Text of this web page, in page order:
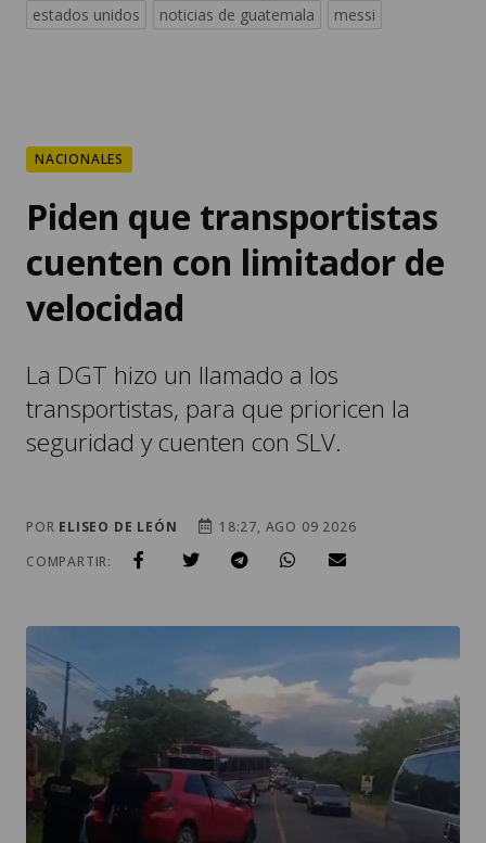
estados unidos
noticias de guatemala messi
NACIONALES
Piden que transportistas
cuenten con limitador de
velocidad
La DGT hizo un llamado a los
transportistas, para que prioricen la
seguridad y cuenten con SLV.
POR ELISEO DE LEÓN
18:27, AGO 09 2026
COMPARTIR: